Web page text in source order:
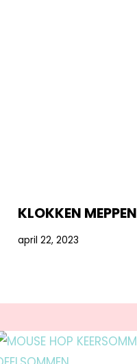
KLOKKEN MEPPEN
april 22, 2023